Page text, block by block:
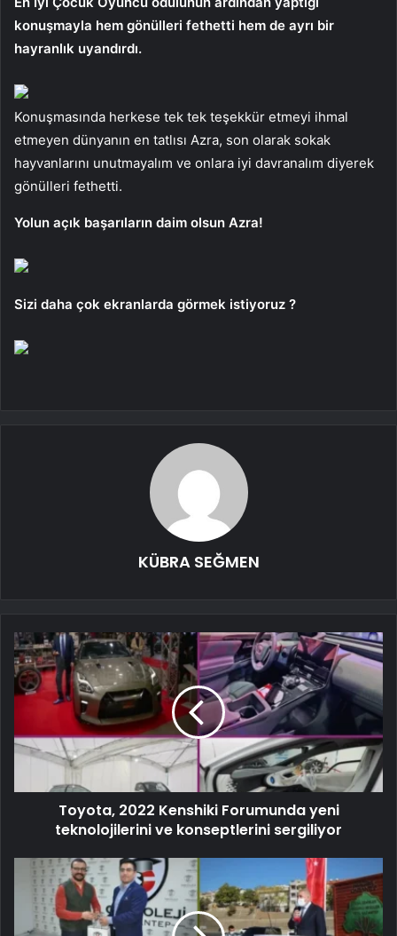
konuşmayla hem gönülleri fethetti hem de ayrı bir
hayranlık uyandırdı.
Konuşmasında herkese tek tek teşekkür etmeyi ihmal
etmeyen dünyanın en tatlısı Azra, son olarak sokak
hayvanlarını unutmayalım ve onlara iyi davranalım diyerek
gönülleri fethetti.
Yolun açık başarıların daim olsun Azra!
Sizi daha çok ekranlarda görmek istiyoruz ?
KÜBRA SEĞMEN
Toyota, 2022 Kenshiki Forumunda yeni
teknolojilerini ve konseptlerini sergiliyor